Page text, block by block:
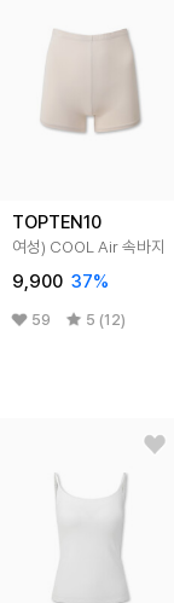
TOPTEN10
여성) COOL Air 속바지
9,900 37%
59 5 (12)